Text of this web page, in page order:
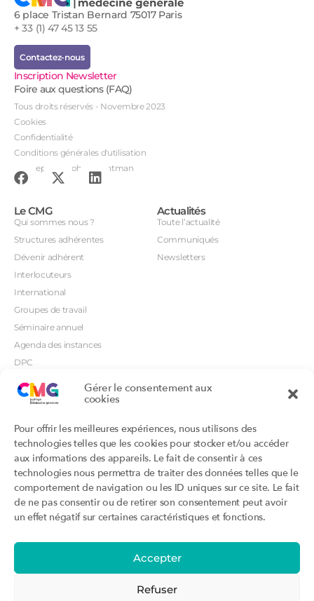
Gérer le consentement aux
cookies
Pour offrir les meilleures expériences, nous utilisons des
technologies telles que les cookies pour stocker et/ou accéder
aux informations des appareils. Le fait de consentir à ces
technologies nous permettra de traiter des données telles que le
comportement de navigation ou les ID uniques sur ce site. Le fait
de ne pas consentir ou de retirer son consentement peut avoir
un effet négatif sur certaines caractéristiques et fonctions.
Accepter
Refuser
6 place Tristan Bernard 75017 Paris
+ 33 (1) 47 45 13 55
Contactez-nous
Inscription Newsletter
Foire aux questions (FAQ)
Tous droits réservés - Novembre 2023
Cookies
Confidentialité
Conditions générales d'utilisation
Conception : John Brightman
Le CMG
Qui sommes nous ?
Structures adhérentes
Dévenir adhérent
Interlocuteurs
International
Groupes de travail
Séminaire annuel
Agenda des instances
DPC
CSI
Orientations prioritaires
Actualités
Toute l’actualité
Communiqués
Newsletters
Productions
Productions du Collège
Productions des structures
adhérentes
Labellisation
Addictions et médecine générale
Et si c’était une maladie rare ?
Portails
Annuaire DU/DIU
Archimede.fr
Ebmfrance.net
Toutes les recos
Certificats-absurdes.fr
la contraception dite masculine
Activité « sommeil »
Évènements
CMGF 2025
CMGF - Editions précédentes